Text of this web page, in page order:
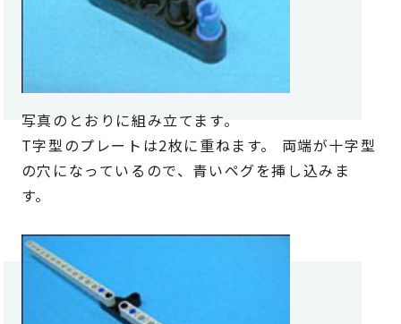
写真のとおりに組み立てます。
T字型のプレートは2枚に重ねます。 両端が十字型
の穴になっているので、青いペグを挿し込みま
す。